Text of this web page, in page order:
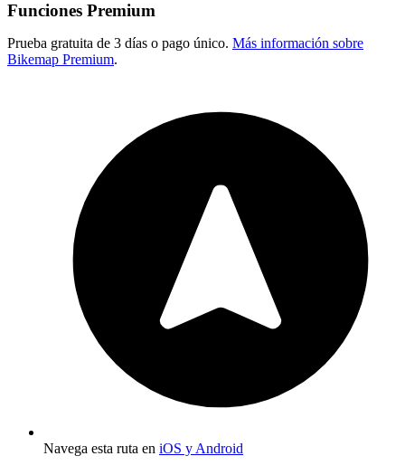
Funciones Premium
Prueba gratuita de 3 días o pago único. Más información sobre
Bikemap Premium.
Navega esta ruta en iOS y Android